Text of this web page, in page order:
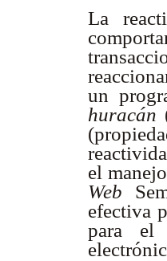
La
un
huracán
el
Web
efectiva
para el